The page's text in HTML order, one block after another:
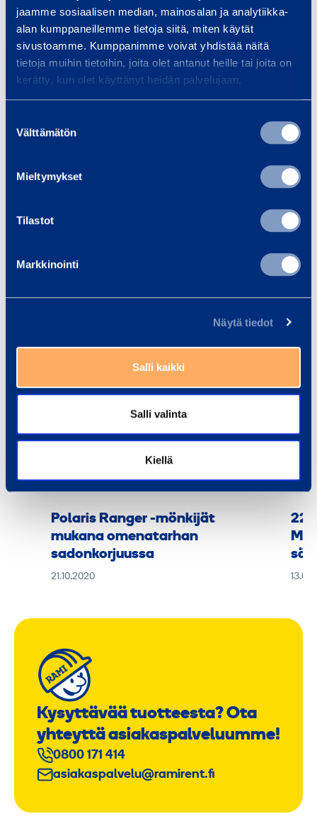
jaamme sosiaalisen median, mainosalan ja analytiikka-
alan kumppaneillemme tietoja siitä, miten käytät
sivustoamme. Kumppanimme voivat yhdistää näitä
tietoja muihin tietoihin, joita olet antanut heille tai joita on
kerätty, kun olet käyttänyt heidän palvelujaan.
valinta
Välttämätön
Mieltymykset
Tilastot
Markkinointi
Näytä tiedot
Salli kaikki
Salli valinta
Kiellä
o
r
m
a
Tapahtumajärjestäjän
muistilista
Lue lisää
voi…
Lue
Referenssit
Kaikki referenssit
Polaris Ranger -mönkijät
mukana omenatarhan
sadonkorjuussa
21.10.2020
Kysyttävää tuotteesta? Ota
yhteyttä asiakaspalveluumme!
0800 171 414
asiakaspalvelu@ramirent.fi